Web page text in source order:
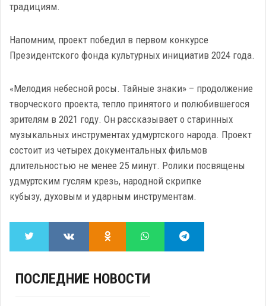
традициям.
Напомним, проект победил в первом конкурсе
Президентского фонда культурных инициатив 2024 года.
«Мелодия небесной росы. Тайные знаки» – продолжение
творческого проекта, тепло принятого и полюбившегося
зрителям в 2021 году. Он рассказывает о старинных
музыкальных инструментах удмуртского народа. Проект
состоит из четырех документальных фильмов
длительностью не менее 25 минут. Ролики посвящены
удмуртским гуслям крезь, народной скрипке
кубызу, духовым и ударным инструментам.
ПОСЛЕДНИЕ НОВОСТИ